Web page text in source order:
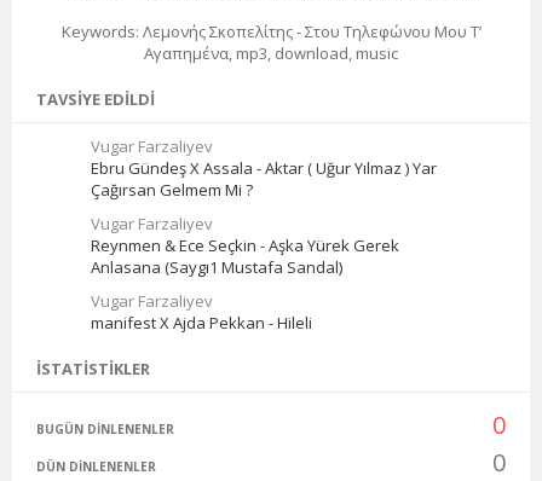
Keywords: Λεμονής Σκοπελίτης - Στου Τηλεφώνου Μου Τ’
Αγαπημένα, mp3, download, music
TAVSIYE EDILDI
Vugar Farzaliyev
Ebru Gündeş X Assala - Aktar ( Uğur Yılmaz ) Yar
Çağırsan Gelmem Mi ?
Vugar Farzaliyev
Reynmen & Ece Seçkin - Aşka Yürek Gerek
Anlasana (Saygı1 Mustafa Sandal)
Vugar Farzaliyev
manifest X Ajda Pekkan - Hileli
İSTATISTIKLER
BUGÜN DINLENENLER 0
DÜN DINLENENLER 0